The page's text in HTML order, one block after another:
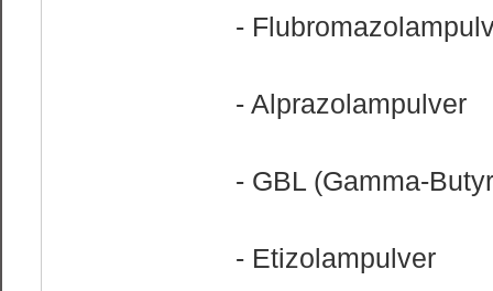
-
- Alprazolampulver
- GBL (Gamma-
- Etizolampulver